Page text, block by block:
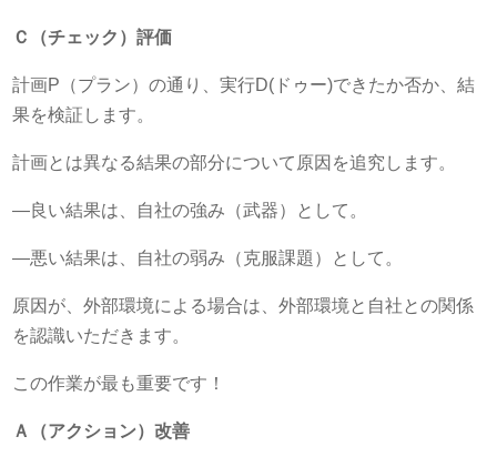
Ｃ（チェック）評価
計画P（プラン）の通り、実行D(ドゥー)できたか否か、結
果を検証します。
計画とは異なる結果の部分について原因を追究します。
―良い結果は、自社の強み（武器）として。
―悪い結果は、自社の弱み（克服課題）として。
原因が、外部環境による場合は、外部環境と自社との関係
を認識いただきます。
この作業が最も重要です！
Ａ（アクション）改善